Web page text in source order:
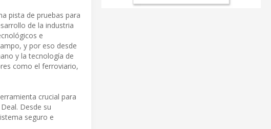
pista de pruebas para
de la industria
e
y por eso desde
y la tecnología de
como el ferroviario,
crucial para
Desde su
seguro e